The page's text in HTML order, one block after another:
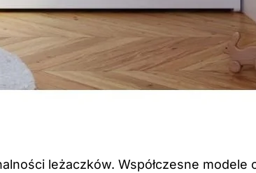
leżaczków. Współczesne modele